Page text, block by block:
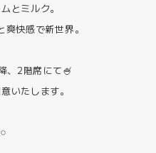
とミルク。
快感で新世界。
、2階席にて🍧
いたします。